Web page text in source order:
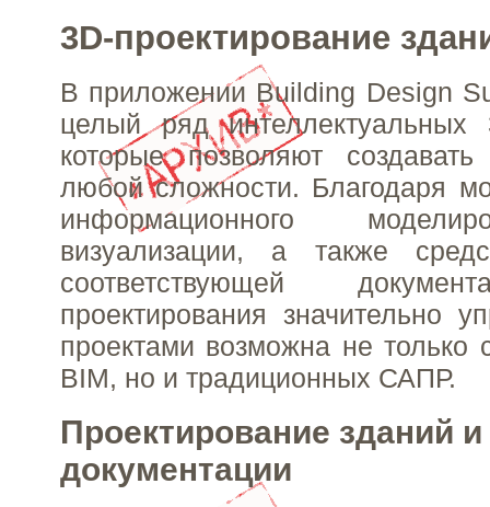
3D-проектирование
В приложении Building Design
целый ряд интеллектуальных
которые позволяют
любой сложности. Благодаря
информационного
визуализации, а также
соответствующей
проектирования значительно
проектами возможна не только
BIM, но и традиционных САПР.
Проектирование зданий
документации